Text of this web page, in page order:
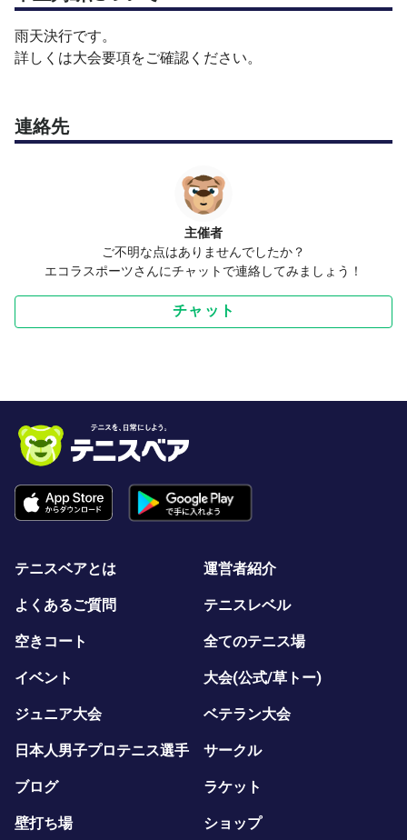
雨天決行です。
詳しくは大会要項をご確認ください。
連絡先
主催者
ご不明な点はありませんでしたか？
エコラスポーツさんにチャットで連絡してみましょう！
チャット
テニスベアとは 運営者紹介
よくあるご質問 テニスレベル
空きコート 全てのテニス場
イベント 大会(公式/草トー)
ジュニア大会 ベテラン大会
日本人男子プロテニス選手 サークル
ブログ ラケット
壁打ち場 ショップ